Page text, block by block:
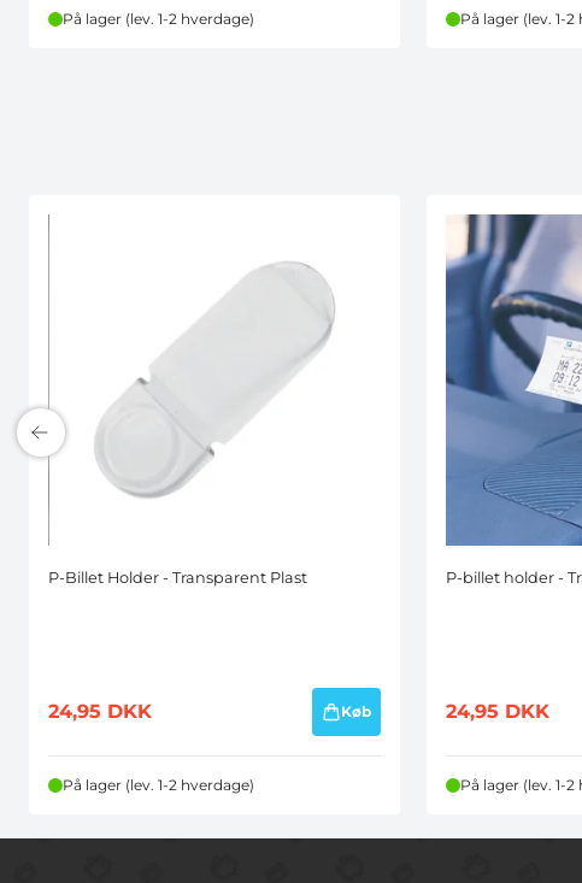
På lager (lev. 1-2 hverdage) På lager (lev. 1-2
P-Billet Holder - Transparent Plast
24,95 DKK Køb
På lager (lev. 1-2 hverdage)
P-billet holder -
24,95 DKK
På lager (lev. 1-2